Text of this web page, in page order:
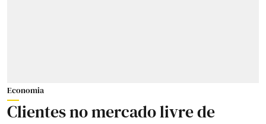
Economia
Clientes no mercado livre de